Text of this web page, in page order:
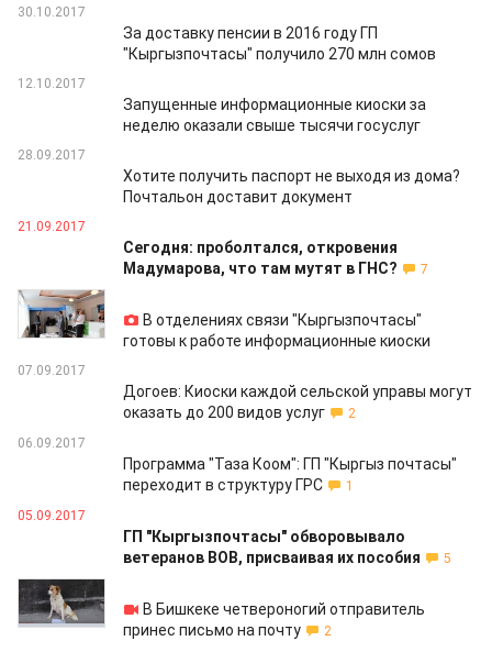
30.10.2017
За доставку пенсии в 2016 году ГП
"Кыргызпочтасы" получило 270 млн сомов
12.10.2017
Запущенные информационные киоски за
неделю оказали свыше тысячи госуслуг
28.09.2017
Хотите получить паспорт не выходя из дома?
Почтальон доставит документ
21.09.2017
Сегодня: проболтался, откровения
Мадумарова, что там мутят в ГНС?
7
14.09.2017
В отделениях связи "Кыргызпочтасы"
готовы к работе информационные киоски
07.09.2017
Догоев: Киоски каждой сельской управы могут
оказать до 200 видов услуг
2
06.09.2017
Программа "Таза Коом": ГП "Кыргыз почтасы"
переходит в структуру ГРС
1
05.09.2017
ГП "Кыргызпочтасы" обворовывало
ветеранов ВОВ, присваивая их пособия
5
27.04.2017
В Бишкеке четвероногий отправитель
принес письмо на почту
2